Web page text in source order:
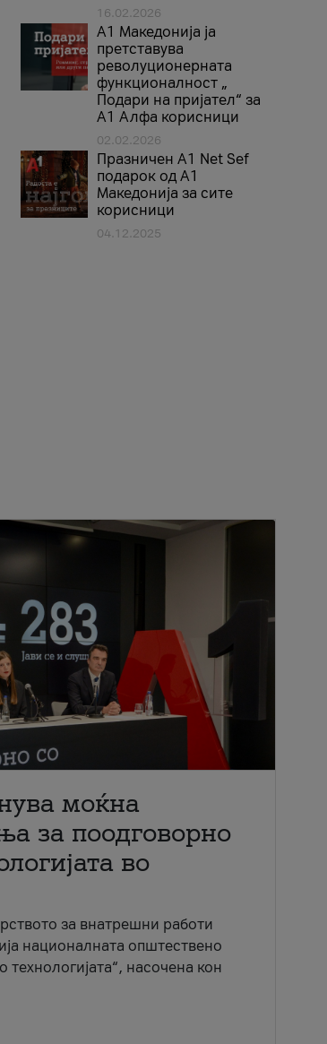
16.02.2026
А1 Македонија ја
претставува
револуционерната
функционалност „
Подари на пријател“ за
А1 Алфа корисници
02.02.2026
Празничен A1 Net Sеf
подарок од А1
Македонија за сите
корисници
04.12.2025
моќна
за поодговорно
во
за внатрешни работи
националната општествено
насочена кон